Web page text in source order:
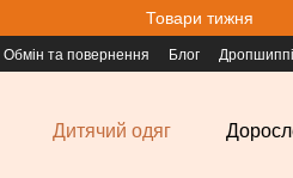
Товари тижня
Обмін та повернення Блог
Дитячий одяг